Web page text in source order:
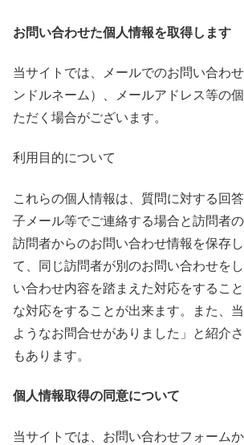
お問い合わせた個人情報を取得します
当サイトでは、メールでのお問い合わ
ンドルネーム）、メールアドレス等の
ただく場合がございます。
利用目的について
これらの個人情報は、質問に対する回
子メール等でご連絡する場合と訪問者の
訪問者からのお問い合わせ情報を保存
て、同じ訪問者が別のお問い合わせを
い合わせ内容を踏まえた対応をするこ
な対応をすることが出来ます。また、
ようなお問合せがありました」と紹介
もあります。
個人情報取得の同意について
当サイトでは、お問い合わせフォーム